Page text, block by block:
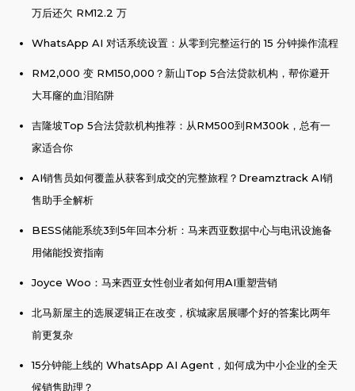
万后还欠 RM12.2 万
WhatsApp AI 对话系统设置：从零到完整运行的 15 分钟操作流程
RM2,000 变 RM150,000？新山Top 5合法贷款机构，帮你避开
大耳窿的血泪陷阱
吉隆坡Top 5合法贷款机构推荐：从RM500到RM300k，总有一
家适合你
AI销售员如何覆盖从获客到成交的完整旅程？Dreamztrack AI销
售助手全解析
BESS储能系统3到5年回本分析：马来西亚数据中心与电讯设施备
用储能投资指南
Joyce Woo：马来西亚女性创业者如何用AI重塑营销
北马新屋主的选展逻辑正在改变，槟城家居展哪个好的答案比两年
前更复杂
15分钟能上线的 WhatsApp AI Agent，如何成为中小企业的全天
候销售助理？